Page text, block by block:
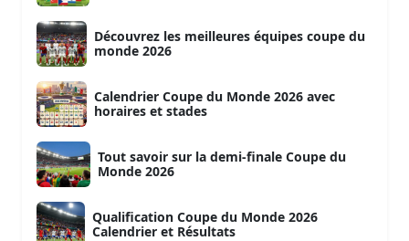
Découvrez les meilleures équipes coupe du
monde 2026
Calendrier Coupe du Monde 2026 avec
horaires et stades
Tout savoir sur la demi-finale Coupe du
Monde 2026
Qualification Coupe du Monde 2026
Calendrier et Résultats